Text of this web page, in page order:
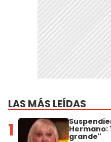
LAS MÁS LEÍDAS
1 Hermano:
grande"